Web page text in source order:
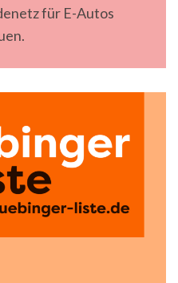
für E-Autos